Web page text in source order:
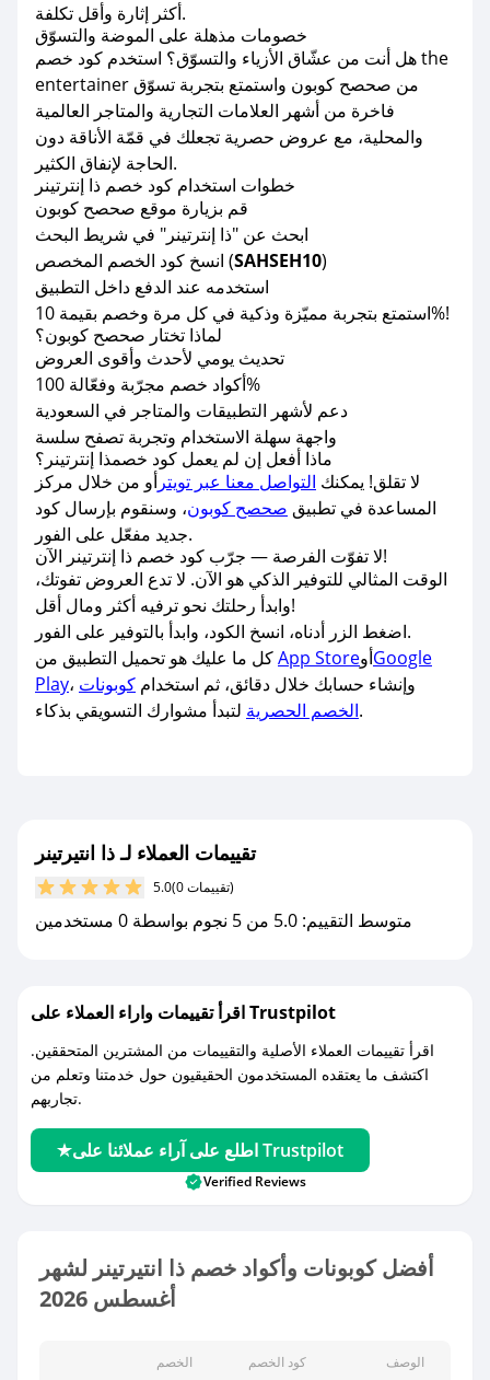
أكثر إثارة وأقل تكلفة.
خصومات مذهلة على الموضة والتسوّق
هل أنت من عشّاق الأزياء والتسوّق؟ استخدم كود خصم the
entertainer من صحصح كوبون واستمتع بتجربة تسوّق
فاخرة من أشهر العلامات التجارية والمتاجر العالمية
والمحلية، مع عروض حصرية تجعلك في قمّة الأناقة دون
الحاجة لإنفاق الكثير.
خطوات استخدام كود خصم ذا إنترتينر
قم بزيارة موقع صحصح كوبون
ابحث عن "ذا إنترتينر" في شريط البحث
انسخ كود الخصم المخصص (SAHSEH10)
استخدمه عند الدفع داخل التطبيق
استمتع بتجربة مميّزة وذكية في كل مرة وخصم بقيمة 10%!
لماذا تختار صحصح كوبون؟
تحديث يومي لأحدث وأقوى العروض
أكواد خصم مجرّبة وفعّالة 100%
دعم لأشهر التطبيقات والمتاجر في السعودية
واجهة سهلة الاستخدام وتجربة تصفح سلسة
لا تقلق! يمكنك التواصل معنا عبر تويتر أو من خلال مركز
المساعدة في تطبيق صحصح كوبون، وسنقوم بإرسال كود
جديد مفعّل على الفور.
لا تفوّت الفرصة — جرّب كود خصم ذا إنترتينر الآن!
الوقت المثالي للتوفير الذكي هو الآن. لا تدع العروض تفوتك،
وابدأ رحلتك نحو ترفيه أكثر ومال أقل!
اضغط الزر أدناه، انسخ الكود، وابدأ بالتوفير على الفور.
App StoreأوGoogle
Play
، وإنشاء حسابك خلال دقائق، ثم استخدام كوبونات
الخصم الحصريةلتبدأ مشوارك التسويقي بذكاء.
تقييمات العملاء لـ ذا انتيرتينر
5.0 (0 تقييمات)
متوسط التقييم: 5.0 من 5 نجوم بواسطة 0 مستخدمين
اقرأ تقييمات واراء العملاء على Trustpilot
اقرأ تقييمات العملاء الأصلية والتقييمات من المشترين المتحققين.
اكتشف ما يعتقده المستخدمون الحقيقيون حول خدمتنا وتعلم من
تجاربهم.
اطلع على آراء عملائنا على Trustpilot
Verified Reviews
أفضل كوبونات وأكواد خصم ذا انتيرتينر لشهر
أغسطس 2026
الخصم كود الخصم الوصف